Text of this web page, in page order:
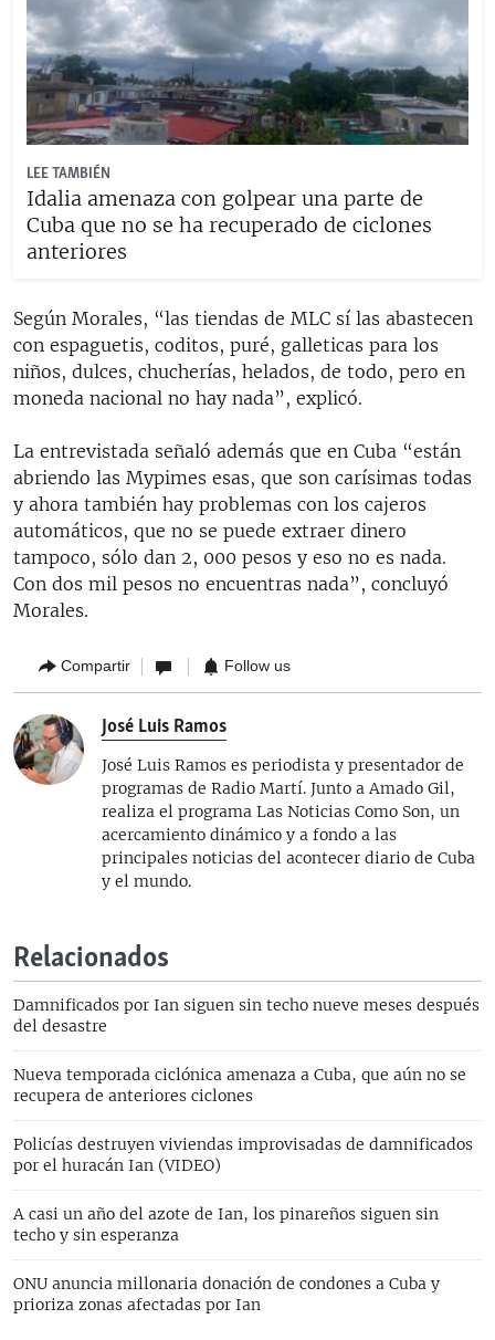
LEE TAMBIÉN
Idalia amenaza con golpear una parte de
Cuba que no se ha recuperado de ciclones
anteriores
Según Morales, “las tiendas de MLC sí las abastecen
con espaguetis, coditos, puré, galleticas para los
niños, dulces, chucherías, helados, de todo, pero en
moneda nacional no hay nada”, explicó.
La entrevistada señaló además que en Cuba “están
abriendo las Mypimes esas, que son carísimas todas
y ahora también hay problemas con los cajeros
automáticos, que no se puede extraer dinero
tampoco, sólo dan 2, 000 pesos y eso no es nada.
Con dos mil pesos no encuentras nada”, concluyó
Morales.
Compartir Follow us
José Luis Ramos
José Luis Ramos es periodista y presentador de
programas de Radio Martí. Junto a Amado Gil,
realiza el programa Las Noticias Como Son, un
acercamiento dinámico y a fondo a las
principales noticias del acontecer diario de Cuba
y el mundo.
Relacionados
Damnificados por Ian siguen sin techo nueve meses después
del desastre
Nueva temporada ciclónica amenaza a Cuba, que aún no se
recupera de anteriores ciclones
Policías destruyen viviendas improvisadas de damnificados
por el huracán Ian (VIDEO)
A casi un año del azote de Ian, los pinareños siguen sin
techo y sin esperanza
ONU anuncia millonaria donación de condones a Cuba y
prioriza zonas afectadas por Ian